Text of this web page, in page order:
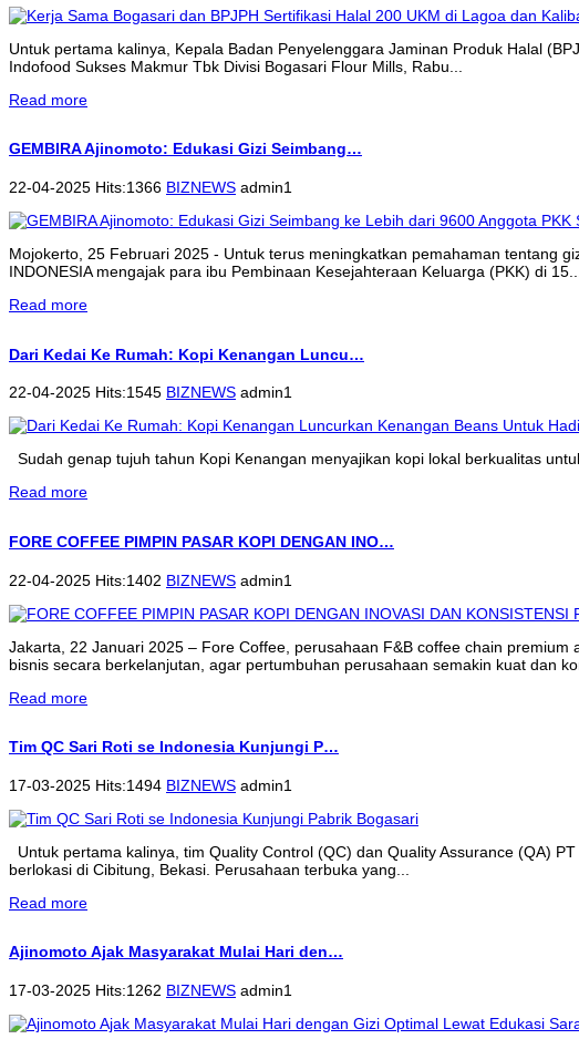
Untuk pertama kalinya, Kepala Badan Penyelenggara Jaminan Produk Halal
Indofood Sukses Makmur Tbk Divisi Bogasari Flour Mills, Rabu...
Read more
GEMBIRA Ajinomoto: Edukasi Gizi Seimbang…
22-04-2025 Hits:1366 BIZNEWS admin1
Mojokerto, 25 Februari 2025 - Untuk terus meningkatkan pemahaman tentang
INDONESIA mengajak para ibu Pembinaan Kesejahteraan Keluarga (PKK) di 15...
Read more
Dari Kedai Ke Rumah: Kopi Kenangan Luncu…
22-04-2025 Hits:1545 BIZNEWS admin1
Sudah genap tujuh tahun Kopi Kenangan menyajikan kopi lokal berkualitas
Read more
FORE COFFEE PIMPIN PASAR KOPI DENGAN INO…
22-04-2025 Hits:1402 BIZNEWS admin1
Jakarta, 22 Januari 2025 – Fore Coffee, perusahaan F&B coffee chain
bisnis secara berkelanjutan, agar pertumbuhan perusahaan semakin kuat dan
Read more
Tim QC Sari Roti se Indonesia Kunjungi P…
17-03-2025 Hits:1494 BIZNEWS admin1
Untuk pertama kalinya, tim Quality Control (QC) dan Quality Assurance (QA)
berlokasi di Cibitung, Bekasi. Perusahaan terbuka yang...
Read more
Ajinomoto Ajak Masyarakat Mulai Hari den…
17-03-2025 Hits:1262 BIZNEWS admin1